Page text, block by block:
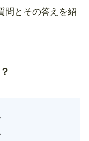
問とその答えを紹